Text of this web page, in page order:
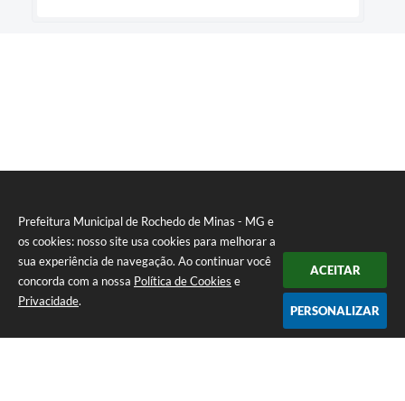
Prefeitura Municipal de Rochedo de Minas - MG e
os cookies: nosso site usa cookies para melhorar a
sua experiência de navegação. Ao continuar você
concorda com a nossa Política de Cookies e
Privacidade.
ACEITAR
PERSONALIZAR